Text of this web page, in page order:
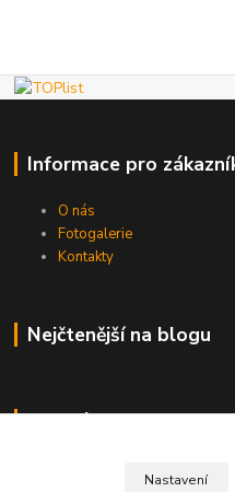
Informace pro
O nás
Fotogalerie
Kontakty
Nejčtenější na blogu
Kde nás najdete
Nastavení